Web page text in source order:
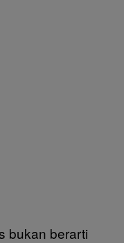
bukan berarti